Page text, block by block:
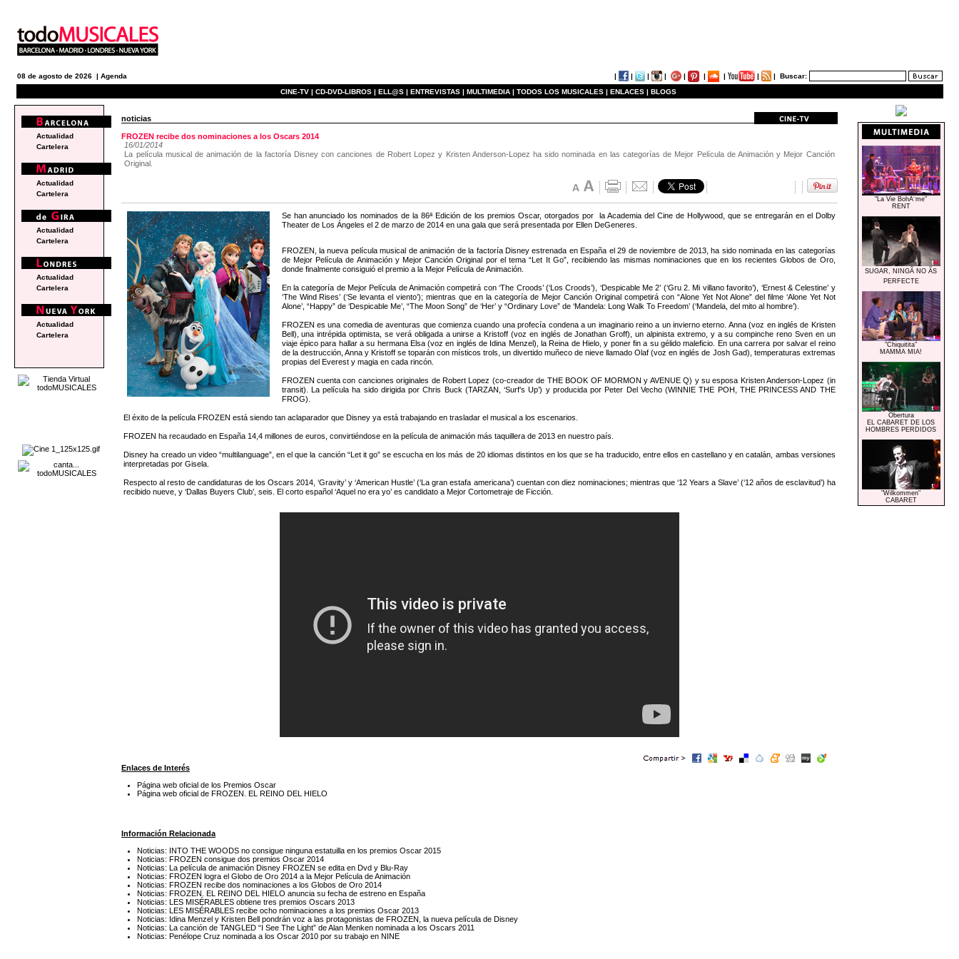
08 de agosto de 2026 | Agenda | | | | | | | | | Buscar:
CINE-TV | CD-DVD-LIBROS | ELL@S | ENTREVISTAS | MULTIMEDIA | TODOS LOS MUSICALES | ENLACES | BLOGS
noticias
FROZEN recibe dos nominaciones a los Oscars 2014
16/01/2014
La película musical de animación de la factoría Disney con canciones de Robert Lopez y Kristen Anderson-Lopez ha sido nominada en las categorías de Mejor Película de Animación y Mejor Canción
Original.
Se han anunciado los nominados de la 86ª Edición de los premios Oscar, otorgados por la Academia del Cine de Hollywood, que se entregarán en el Dolby
Theater de Los Ángeles el 2 de marzo de 2014 en una gala que será presentada por Ellen DeGeneres.
FROZEN, la nueva película musical de animación de la factoría Disney estrenada en España el 29 de noviembre de 2013, ha sido nominada en las categorías
de Mejor Película de Animación y Mejor Canción Original por el tema “Let It Go”, recibiendo las mismas nominaciones que en los recientes Globos de Oro,
donde finalmente consiguió el premio a la Mejor Película de Animación.
En la categoría de Mejor Película de Animación competirá con ‘The Croods’ (‘Los Croods’), ‘Despicable Me 2’ (‘Gru 2. Mi villano favorito’), ‘Ernest & Celestine’ y
‘The Wind Rises’ (‘Se levanta el viento’); mientras que en la categoría de Mejor Canción Original competirá con “Alone Yet Not Alone” del filme ‘Alone Yet Not
Alone’, “Happy” de ‘Despicable Me’, “The Moon Song” de ‘Her’ y “Ordinary Love” de ‘Mandela: Long Walk To Freedom’ (‘Mandela, del mito al hombre’).
FROZEN es una comedia de aventuras que comienza cuando una profecía condena a un imaginario reino a un invierno eterno. Anna (voz en inglés de Kristen
Bell), una intrépida optimista, se verá obligada a unirse a Kristoff (voz en inglés de Jonathan Groff), un alpinista extremo, y a su compinche reno Sven en un
viaje épico para hallar a su hermana Elsa (voz en inglés de Idina Menzel), la Reina de Hielo, y poner fin a su gélido maleficio. En una carrera por salvar el reino
de la destrucción, Anna y Kristoff se toparán con místicos trols, un divertido muñeco de nieve llamado Olaf (voz en inglés de Josh Gad), temperaturas extremas
propias del Everest y magia en cada rincón.
FROZEN cuenta con canciones originales de Robert Lopez (co-creador de THE BOOK OF MORMON y AVENUE Q) y su esposa Kristen Anderson-Lopez (in
transit). La película ha sido dirigida por Chris Buck (TARZAN, ‘Surf’s Up’) y producida por Peter Del Vecho (WINNIE THE POH, THE PRINCESS AND THE
FROG).
El éxito de la película FROZEN está siendo tan aclaparador que Disney ya está trabajando en trasladar el musical a los escenarios.
FROZEN ha recaudado en España 14,4 millones de euros, convirtiéndose en la película de animación más taquillera de 2013 en nuestro país.
Disney ha creado un video “multilanguage”, en el que la canción “Let it go” se escucha en los más de 20 idiomas distintos en los que se ha traducido, entre ellos en castellano y en catalán, ambas versiones
interpretadas por Gisela.
Respecto al resto de candidaturas de los Oscars 2014, ‘Gravity’ y ‘American Hustle’ (‘La gran estafa americana’) cuentan con diez nominaciones; mientras que ‘12 Years a Slave’ (‘12 años de esclavitud’) ha
recibido nueve, y ‘Dallas Buyers Club’, seis. El corto español ‘Aquel no era yo’ es candidato a Mejor Cortometraje de Ficción.
Enlaces de Interés
Página web oficial de los Premios Oscar
Página web oficial de FROZEN. EL REINO DEL HIELO
Información Relacionada
Noticias: INTO THE WOODS no consigue ninguna estatuilla en los premios Oscar 2015
Noticias: FROZEN consigue dos premios Oscar 2014
Noticias: La película de animación Disney FROZEN se edita en Dvd y Blu-Ray
Noticias: FROZEN logra el Globo de Oro 2014 a la Mejor Película de Animación
Noticias: FROZEN recibe dos nominaciones a los Globos de Oro 2014
Noticias: FROZEN. EL REINO DEL HIELO anuncia su fecha de estreno en España
Noticias: LES MISÉRABLES obtiene tres premios Oscars 2013
Noticias: LES MISÉRABLES recibe ocho nominaciones a los premios Oscar 2013
Noticias: Idina Menzel y Kristen Bell pondrán voz a las protagonistas de FROZEN, la nueva película de Disney
Noticias: La canción de TANGLED “I See The Light” de Alan Menken nominada a los Oscars 2011
Noticias: Penélope Cruz nominada a los Oscar 2010 por su trabajo en NINE
Actualidad
Cartelera
Actualidad
Cartelera
Actualidad
Cartelera
Actualidad
Cartelera
Actualidad
Cartelera
"La Vie BohÃ¨me"
RENT
SUGAR, NINGÃ NO ÃS
PERFECTE
"Chiquitita"
MAMMA MIA!
Obertura
EL CABARET DE LOS
HOMBRES PERDIDOS
"Wilkommen"
CABARET